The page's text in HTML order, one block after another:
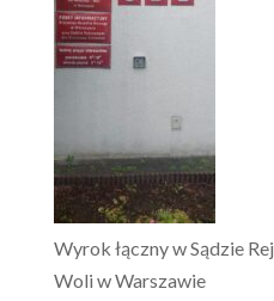
Wyrok łączny w Sądzie
Woli w Warszawie